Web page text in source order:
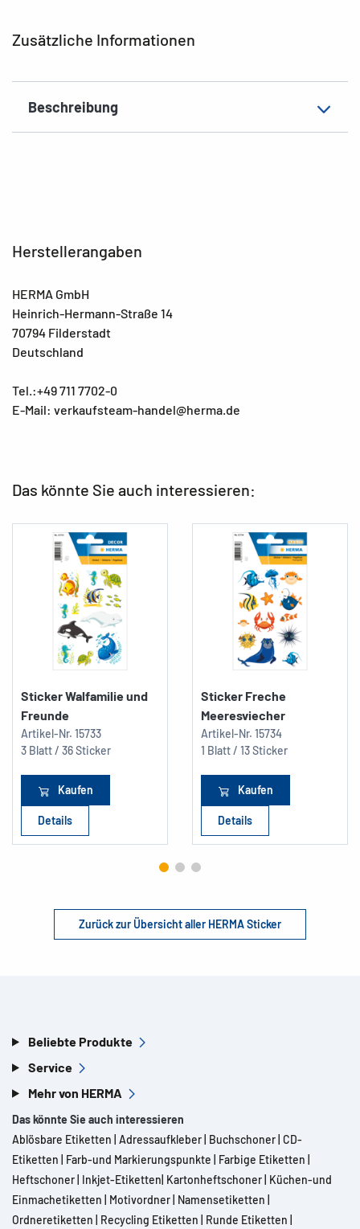
Zusätzliche Informationen
Beschreibung
Herstellerangaben
HERMA GmbH
Heinrich-Hermann-Straße 14
70794 Filderstadt
Deutschland
Tel.:+49 711 7702-0
E-Mail: verkaufsteam-handel@herma.de
Das könnte Sie auch interessieren:
Sticker Walfamilie und
Freunde
Artikel-Nr. 15733
3 Blatt / 36 Sticker
Kaufen
Details
Sticker Freche
Meeresviecher
Artikel-Nr. 15734
1 Blatt / 13 Sticker
Kaufen
Details
Zurück zur Übersicht aller HERMA Sticker
Beliebte Produkte
Service
Mehr von HERMA
Das könnte Sie auch interessieren
Ablösbare Etiketten Adressaufkleber Buchschoner CD-
Etiketten
Farb-und Markierungspunkte Farbige Etiketten
Heftschoner Inkjet-Etiketten Kartonheftschoner Küchen-und
Einmachetiketten
Motivordner Namensetiketten
Ordneretiketten
Recycling Etiketten Runde Etiketten